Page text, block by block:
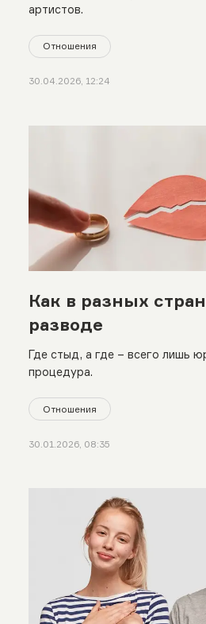
артистов.
Отношения
30.04.2026, 12:24
Как в разных
разводе
Где стыд, а где – всего лишь
процедура.
Отношения
30.01.2026, 08:35